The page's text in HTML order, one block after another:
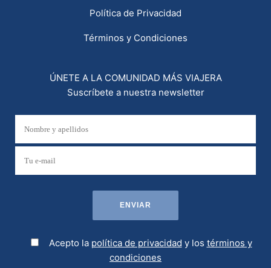
Política de Privacidad
Términos y Condiciones
ÚNETE A LA COMUNIDAD MÁS VIAJERA
Suscríbete a nuestra newsletter
Acepto la política de privacidad y los términos y
condiciones